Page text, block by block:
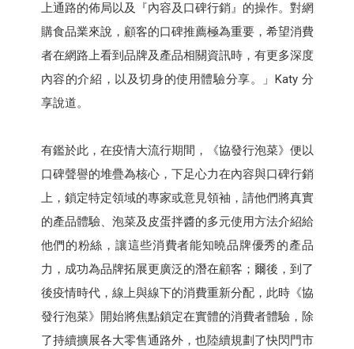
上通路的佈局以及『內容及口碑行銷』的操作。對網
購食品業來說，顧客的口碑推薦極為重要，希望消費
者在網路上看到品牌及產品相關資訊時，有更多深度
內容的介紹，以及切身的使用體驗分享。」Katy 分
享說道。
有鑑於此，在疫情大流行期間，《協發行泡菜》便以
口碑聲譽的堆疊為核心，下足心力在內容與口碑行銷
上，鎖定特定領域的專家或意見領袖，請他們將真實
的產品體驗、泡菜及皮蛋拌醬的多元使用方法介紹給
他們的粉絲，讓這些消費者能知曉品牌優秀的產品
力，成功為品牌拓展更廣泛的潛在顧客；爾後，到了
後疫情時代，線上與線下的消費重新分配，此時《協
發行泡菜》開始將焦點鎖定在實體的消費者體驗，除
了持續擴展各大零售通路外，也陸續規劃了快閃門市